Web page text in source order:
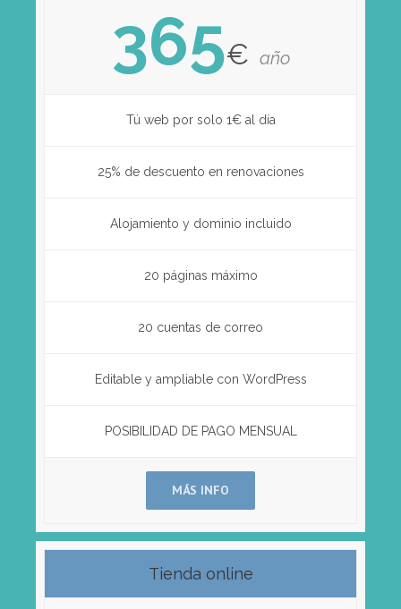
365€ año
Tú web por solo 1€ al día
25% de descuento en renovaciones
Alojamiento y dominio incluido
20 páginas máximo
20 cuentas de correo
Editable y ampliable con WordPress
POSIBILIDAD DE PAGO MENSUAL
MÁS INFO
Tienda online